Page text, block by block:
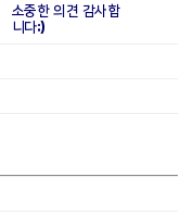
소중한 의견 감사합
니다:)